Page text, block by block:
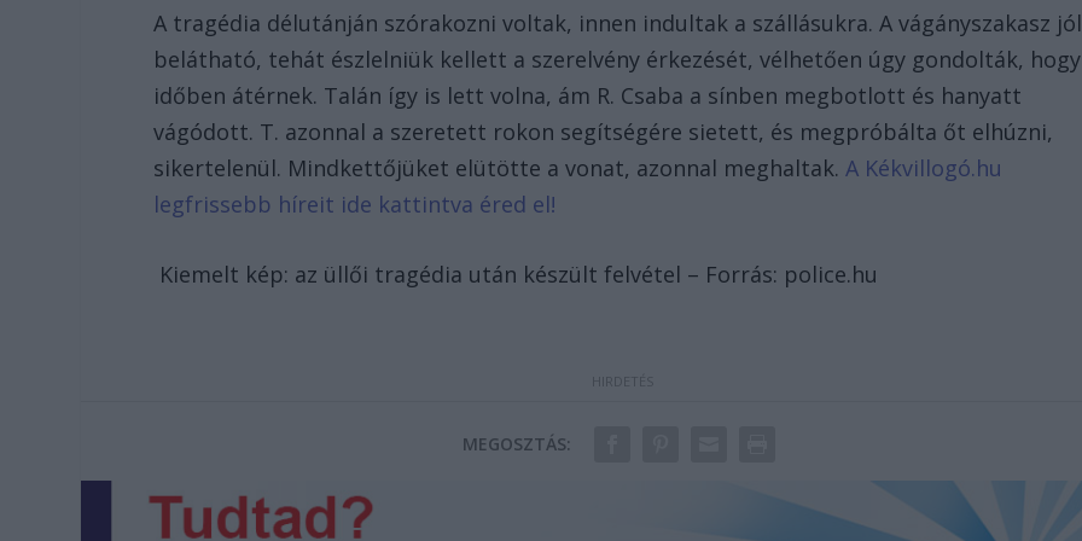
A tragédia délutánján szórakozni voltak, innen indultak a szállásukra. A vágányszakasz jól
belátható, tehát észlelniük kellett a szerelvény érkezését, vélhetően úgy gondolták, hogy
időben átérnek. Talán így is lett volna, ám R. Csaba a sínben megbotlott és hanyatt
vágódott. T. azonnal a szeretett rokon segítségére sietett, és megpróbálta őt elhúzni,
sikertelenül. Mindkettőjüket elütötte a vonat, azonnal meghaltak. A Kékvillogó.hu
legfrissebb híreit ide kattintva éred el!
Kiemelt kép: az üllői tragédia után készült felvétel – Forrás: police.hu
MEGOSZTÁS: